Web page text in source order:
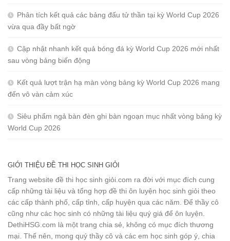
Phân tích kết quả các bảng đấu tử thần tại kỳ World Cup 2026
vừa qua đầy bất ngờ
Cập nhật nhanh kết quả bóng đá kỳ World Cup 2026 mới nhất
sau vòng bảng biến động
Kết quả lượt trận hạ màn vòng bảng kỳ World Cup 2026 mang
đến vô vàn cảm xúc
Siêu phẩm ngả bàn đèn ghi bàn ngoạn mục nhất vòng bảng kỳ
World Cup 2026
GIỚI THIỆU ĐỀ THI HỌC SINH GIỎI
Trang website đề thi học sinh giỏi.com ra đời với mục đích cung
cấp những tài liệu và tổng hợp đề thi ôn luyện học sinh giỏi theo
các cấp thành phố, cấp tỉnh, cấp huyện qua các năm. Để thầy cô
cũng như các học sinh có những tài liệu quý giá để ôn luyện.
DethiHSG.com là một trang chia sẻ, không có mục đích thương
mại. Thế nên, mong quý thầy cô và các em học sinh góp ý, chia